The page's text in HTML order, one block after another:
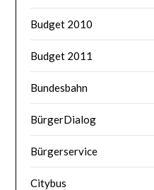
Budget 2010
Budget 2011
Bundesbahn
BürgerDialog
Bürgerservice
Citybus